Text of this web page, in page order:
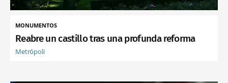
MONUMENTOS
Reabre un castillo tras una profunda reforma
Metrópoli